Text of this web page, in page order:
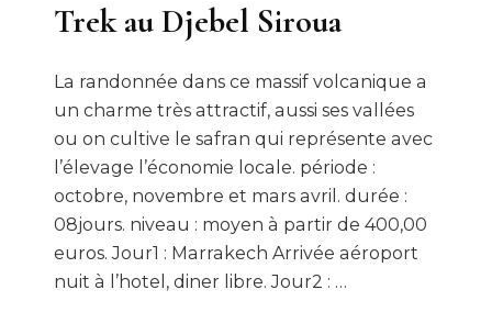
Trek au Djebel Siroua
La randonnée dans ce massif volcanique a
un charme très attractif, aussi ses vallées
ou on cultive le safran qui représente avec
l’élevage l’économie locale. période :
octobre, novembre et mars avril. durée :
08jours. niveau : moyen à partir de 400,00
euros. Jour1 : Marrakech Arrivée aéroport
nuit à l’hotel, diner libre. Jour2 : …